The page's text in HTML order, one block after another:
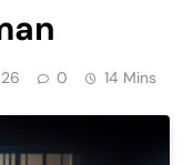
0 14 Mins